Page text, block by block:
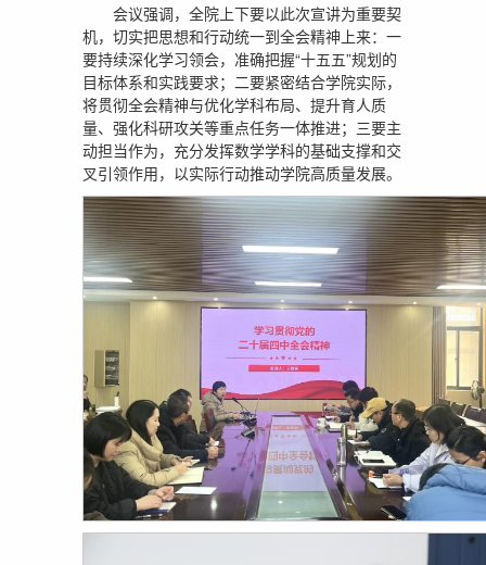
会议强调，全院上下要以此次宣讲为重要契
机，切实把思想和行动统一到全会精神上来：一
要持续深化学习领会，准确把握“十五五”规划的
目标体系和实践要求；二要紧密结合学院实际，
将贯彻全会精神与优化学科布局、提升育人质
量、强化科研攻关等重点任务一体推进；三要主
动担当作为，充分发挥数学学科的基础支撑和交
叉引领作用，以实际行动推动学院高质量发展。